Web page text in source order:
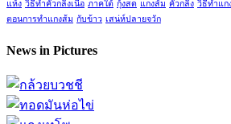
แห้ง วิธีทำคั่วกลิ้งเนื้อ ภาคใต้ กุ้งสด แกงส้ม คั่วกลิ้ง วิธีทำแก
ตอนการทำแกงส้ม กับข้าว เสน่ห์ปลายจวัก
News in Pictures